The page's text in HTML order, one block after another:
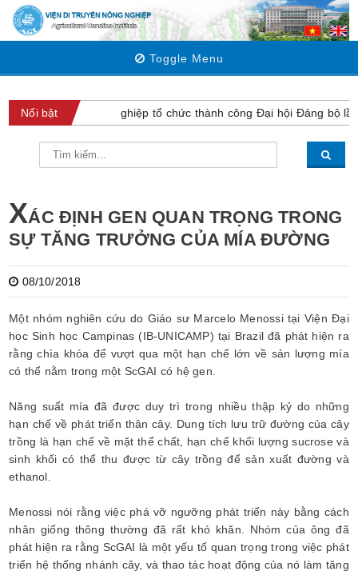
Toggle Menu
Nổi bật
Di truyền Nông nghiệp tổ chức thành công Đại hội Đảng bộ lần
XÁC ĐỊNH GEN QUAN TRỌNG TRONG
SỰ TĂNG TRƯỞNG CỦA MÍA ĐƯỜNG
08/10/2018
Một nhóm nghiên cứu do Giáo sư Marcelo Menossi tại Viện Đại
học Sinh học Campinas (IB-UNICAMP) tại Brazil đã phát hiện ra
rằng chìa khóa để vượt qua một hạn chế lớn về sản lượng mía
có thể nằm trong một ScGAI có hệ gen.
Năng suất mía đã được duy trì trong nhiều thập kỷ do những
hạn chế về phát triển thân cây. Dung tích lưu trữ đường của cây
trồng là hạn chế về mặt thể chất, hạn chế khối lượng sucrose và
sinh khối có thể thu được từ cây trồng để sản xuất đường và
ethanol.
Menossi nói rằng việc phá vỡ ngưỡng phát triển này bằng cách
nhân giống thông thường đã rất khó khăn. Nhóm của ông đã
phát hiện ra rằng ScGAI là một yếu tố quan trọng trong việc phát
triển hệ thống nhánh cây, và thao tác hoạt động của nó làm tăng